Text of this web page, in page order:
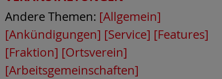
Andere Themen: [Allgemein]
[Ankündigungen] [Service] [Features]
[Fraktion] [Ortsverein]
[Arbeitsgemeinschaften]